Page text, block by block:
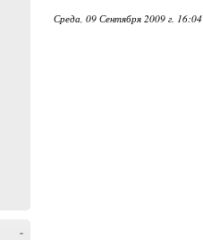
-
Среда, 09 Сентября 2009 г. 16:04